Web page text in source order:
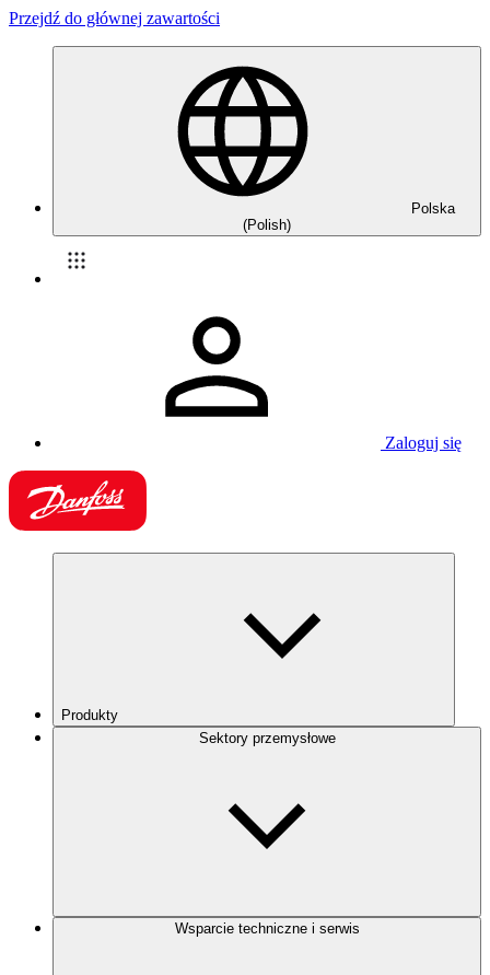
Przejdź do głównej zawartości
Polska
(Polish)
Zaloguj się
Produkty
Sektory przemysłowe
Wsparcie techniczne i serwis